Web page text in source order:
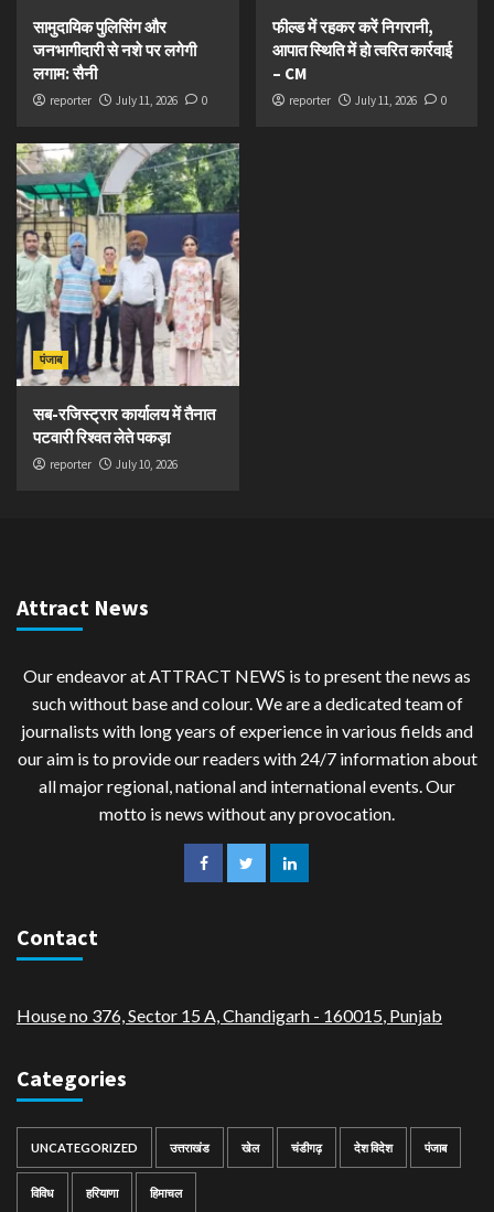
सामुदायिक पुलिसिंग और
जनभागीदारी से नशे पर लगेगी
लगाम: सैनी
reporter July 11, 2026 0
फील्ड में रहकर करें निगरानी,
आपात स्थिति में हो त्वरित कार्रवाई
– CM
reporter July 11, 2026 0
पंजाब
सब-रजिस्ट्रार कार्यालय में तैनात
पटवारी रिश्वत लेते पकड़ा
reporter July 10, 2026
Attract News
Our endeavor at ATTRACT NEWS is to present the news as
such without base and colour. We are a dedicated team of
journalists with long years of experience in various fields and
our aim is to provide our readers with 24/7 information about
all major regional, national and international events. Our
motto is news without any provocation.
Contact
House no 376, Sector 15 A, Chandigarh - 160015, Punjab
Categories
UNCATEGORIZED उत्तराखंड खेल चंडीगढ़ देश विदेश पंजाब
विविध हरियाणा हिमाचल